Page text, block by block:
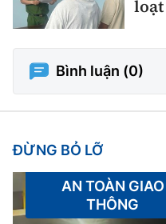
Bình luận (0)
ĐỪNG BỎ LỠ
AN TOÀN GIAO
THÔNG